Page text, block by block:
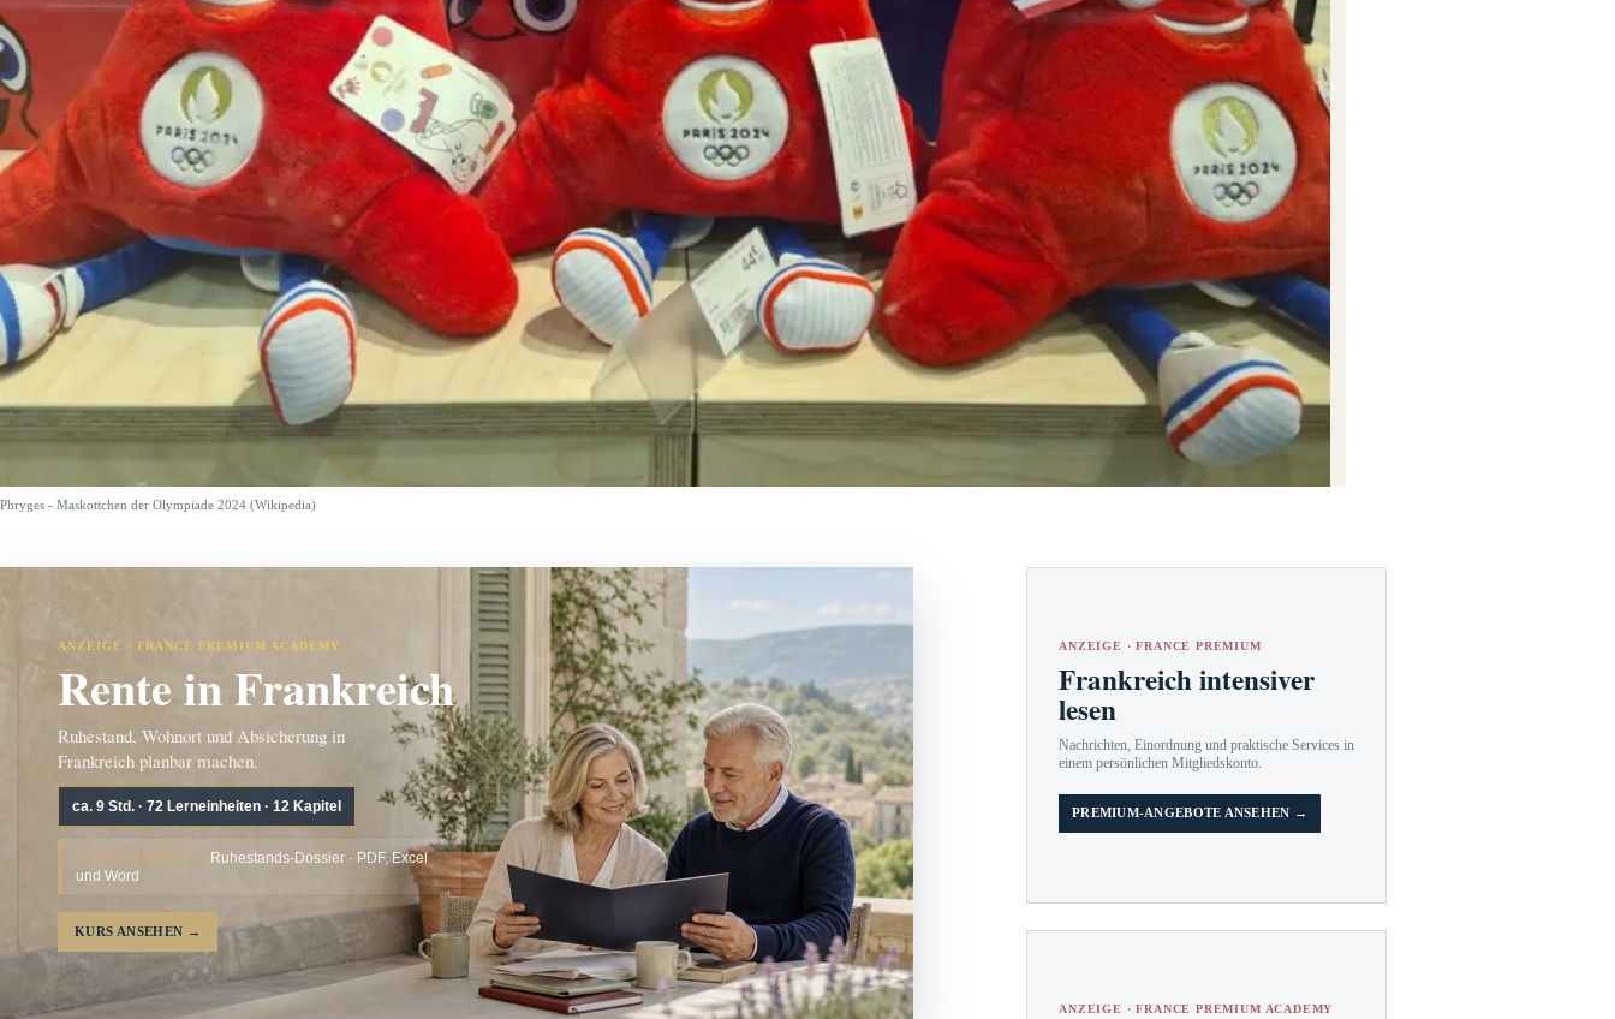
Phryges - Maskottchen der Olympiade 2024 (Wikipedia)
ANZEIGE · FRANCE PREMIUM ACADEMY
Rente in Frankreich
Ruhestand, Wohnort und Absicherung in
Frankreich planbar machen.
ca. 9 Std. · 72 Lerneinheiten · 12 Kapitel
BONUSMATERIAL: Ruhestands-Dossier · PDF, Excel
und Word
KURS ANSEHEN →
ANZEIGE · FRANCE PREMIUM
Frankreich intensiver
lesen
Nachrichten, Einordnung und praktische Services in
einem persönlichen Mitgliedskonto.
PREMIUM-ANGEBOTE ANSEHEN →
ANZEIGE · FRANCE PREMIUM ACADEMY